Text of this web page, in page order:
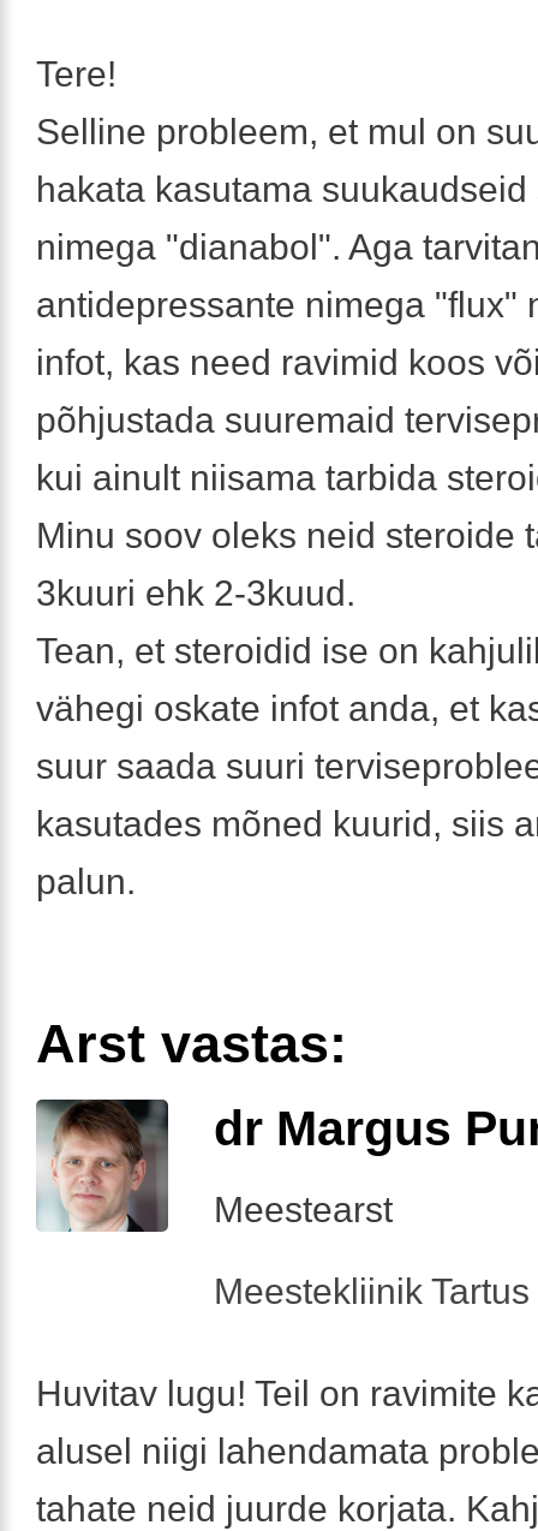
Tere!
Selline probleem, et mul on
hakata kasutama suukaudseid
nimega "dianabol". Aga
antidepressante nimega "flux"
infot, kas need ravimid koos
põhjustada suuremaid
kui ainult niisama tarbida
Minu soov oleks neid steroide
3kuuri ehk 2-3kuud.
Tean, et steroidid ise on
vähegi oskate infot anda, et
suur saada suuri
kasutades mõned kuurid, siis
palun.
Arst vastas:
dr Margus
Meestearst
Meestekliinik
Huvitav lugu! Teil on ravimite
alusel niigi lahendamata
tahate neid juurde korjata.